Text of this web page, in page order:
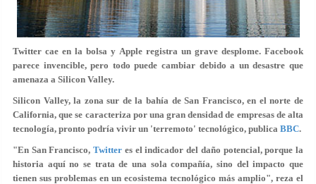
Twitter cae en la bolsa y Apple registra un grave desplome. Facebook
parece invencible, pero todo puede cambiar debido a un desastre que
amenaza a Silicon Valley.
Silicon Valley, la zona sur de la bahía de San Francisco, en el norte de
California, que se caracteriza por una gran densidad de empresas de alta
tecnología, pronto podría vivir un 'terremoto' tecnológico, publica BBC.
"En San Francisco,Twitter es el indicador del daño potencial, porque la
historia aquí no se trata de una sola compañía, sino del impacto que
tienen sus problemas en un ecosistema tecnológico más amplio", reza el